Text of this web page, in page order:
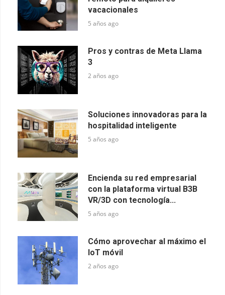
vacacionales
5 años ago
Pros y contras de Meta Llama
3
2 años ago
Soluciones innovadoras para la
hospitalidad inteligente
5 años ago
Encienda su red empresarial
con la plataforma virtual B3B
VR/3D con tecnología...
5 años ago
Cómo aprovechar al máximo el
IoT móvil
2 años ago